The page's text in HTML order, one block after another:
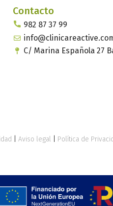
Contacto
982 87 37 99
C/ Marina Española 27
Aviso legal Política de